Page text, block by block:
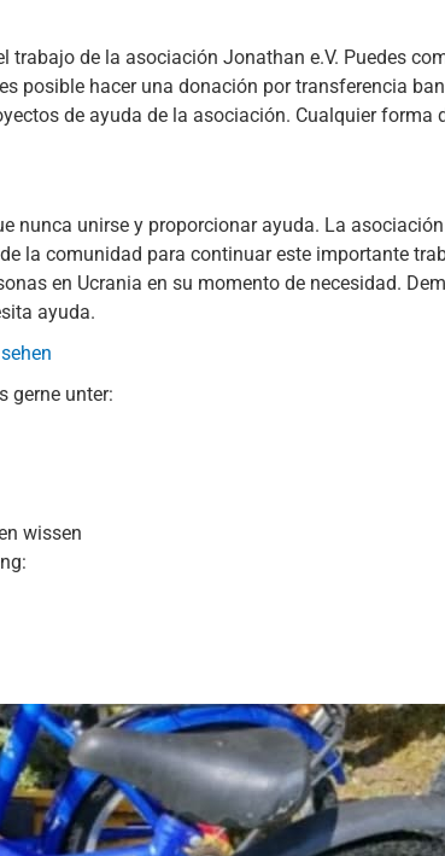
trabajo de la asociación Jonathan e.V. Puedes
posible hacer una donación por transferencia
de ayuda de la asociación. Cualquier forma
nunca unirse y proporcionar ayuda. La
la comunidad para continuar este importante
en Ucrania en su momento de necesidad.
ayuda.
gerne unter:
wissen